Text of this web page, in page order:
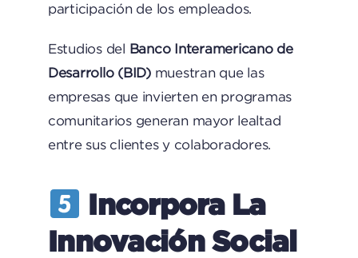
participación de los empleados.
Estudios del Banco Interamericano de
Desarrollo (BID)muestran que las
empresas que invierten en programas
comunitarios generan mayor lealtad
entre sus clientes y colaboradores.
Incorpora La
Innovación Social